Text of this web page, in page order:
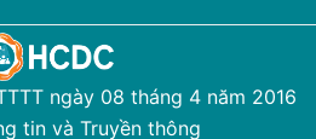
ngày 08 tháng 4 năm 2016
tin và Truyền thông